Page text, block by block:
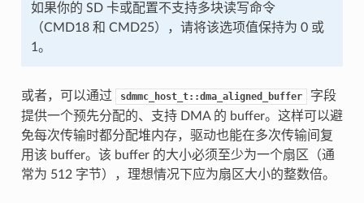
如果你的 SD 卡或配置不支持多块读写命令
（CMD18 和 CMD25），请将该选项值保持为 0 或
1。
或者，可以通过 sdmmc_host_t::dma_aligned_buffer
字段
提供一个预先分配的、支持 DMA 的 buffer。这样可以避
免每次传输时都分配堆内存，驱动也能在多次传输间复
用该 buffer。该 buffer 的大小必须至少为一个扇区（通
常为 512 字节），理想情况下应为扇区大小的整数倍。